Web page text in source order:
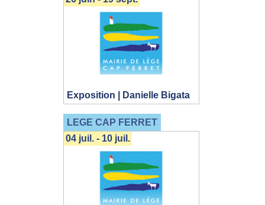
Exposition | Danielle Bigata
LEGE CAP FERRET
04 juil. - 10 juil.